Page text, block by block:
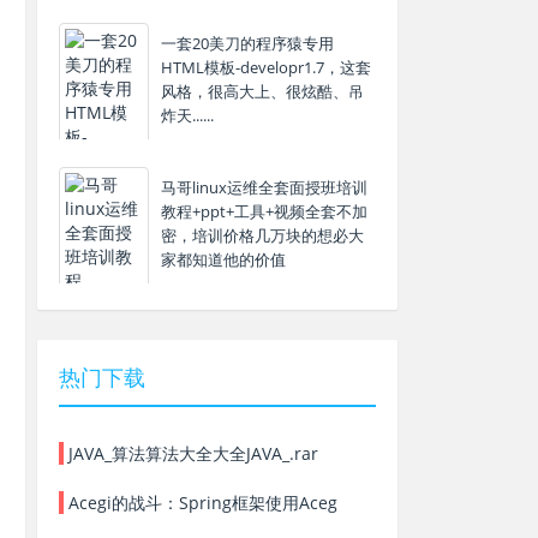
一套20美刀的程序猿专用
HTML模板-developr1.7，这套
风格，很高大上、很炫酷、吊
炸天......
马哥linux运维全套面授班培训
教程+ppt+工具+视频全套不加
密，培训价格几万块的想必大
家都知道他的价值
热门下载
JAVA_算法算法大全大全JAVA_.rar
Acegi的战斗：Spring框架使用Aceg